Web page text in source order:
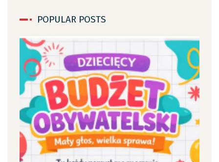
POPULAR POSTS